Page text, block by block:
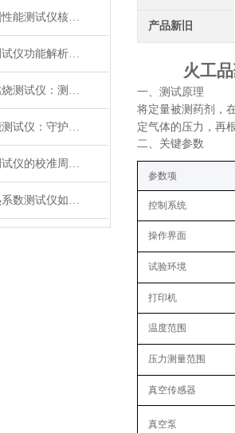
腹部穿刺器穿刺性能测试仪核心测试指标：穿刺力、峰值力、穿透力解析
球囊综合性能测试仪功能解析：额定爆破压（RBP）、顺应性、疲劳强度
汽车内饰水平燃烧测试仪：测试步骤、试样制备与结果判读
救援靴阻燃性能测试仪：守护救援人员足部安全的检测装备
呼吸阀气密性测试仪的校准周期与重要性
激光闪光法导热系数测试仪如何征服极端温度下的材料测试？
产品新旧
火工
一、 测试原理
将定量被测药剂，
定气体的压力，再
二、关键参数
参数项
控制系统
操作界面
试验环境
打印机
温度范围
压力测量范围
真空传感器
真空泵